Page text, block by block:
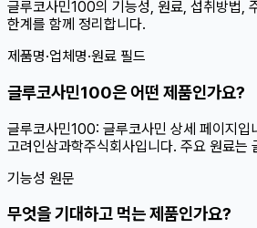
글루코사민100의 기능성, 원료, 섭취방법,
한계를 함께 정리합니다.
제품명·업체명·원료 필드
글루코사민100은 어떤 제품인가요?
글루코사민100: 글루코사민 상세 페이지입
고려인삼과학주식회사입니다. 주요 원료는
기능성 원문
무엇을 기대하고 먹는 제품인가요?